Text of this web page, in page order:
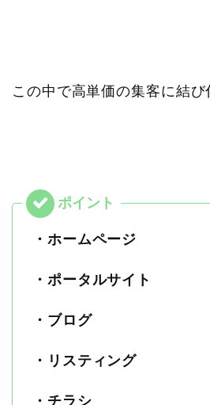
この中で高単価の集客に結
・ホームページ
・ポータルサイト
・ブログ
・リスティング
・チラシ